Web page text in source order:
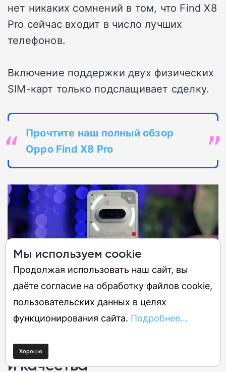
нет никаких сомнений в том, что Find X8
Pro сейчас входит в число лучших
телефонов.
Включение поддержки двух физических
SIM-карт только подслащивает сделку.
Прочтите наш полный обзор
Oppo Find X8 Pro
5.Nothing Phone (3a)—
лучшее соотношение цены
и качества
Мы используем cookie
Продолжая использовать наш сайт, вы
даёте согласие на обработку файлов cookie,
пользовательских данных в целях
функционирования сайта. Подробнее...